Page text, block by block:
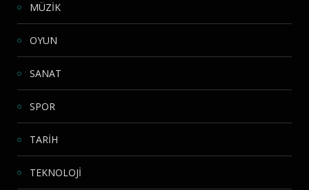
MÜZİK
OYUN
SANAT
SPOR
TARİH
TEKNOLOJİ